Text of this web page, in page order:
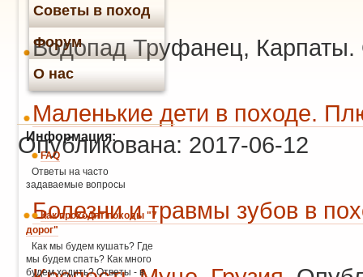
Водопад Труфанец, Карпаты.
Маленькие дети в походе.
Опубликована: 2017-06-12
Болезни и травмы зубов в
Советы в поход
Форум
О нас
Информация:
FAQ
Ответы на часто
задаваемые вопросы
Как проходят походы "7
дорог"
Как мы будем кушать? Где
мы будем спать? Как много
будем ходить? Ответы - в